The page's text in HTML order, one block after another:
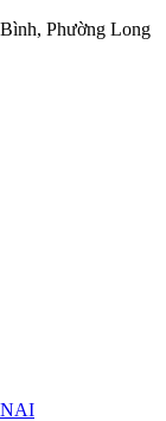
Phường Long